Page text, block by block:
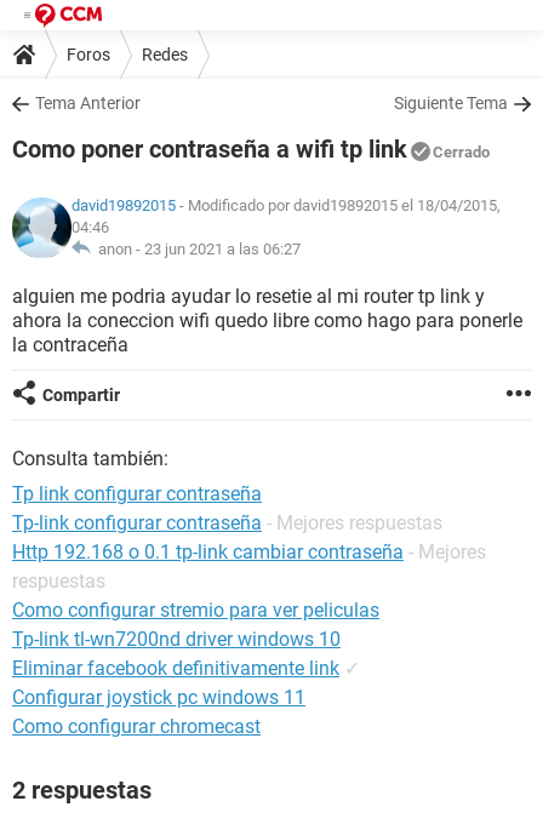
Foros Redes
Tema Anterior Siguiente Tema
Como poner contraseña a wifi tp link Cerrado
david19892015 - Modificado por david19892015 el 18/04/2015,
04:46
anon -23 jun 2021 a las 06:27
alguien me podria ayudar lo resetie al mi router tp link y
ahora la coneccion wifi quedo libre como hago para ponerle
la contraceña
Compartir
Consulta también:
Tp link configurar contraseña
Tp-link configurar contraseña - Mejores respuestas
Http 192.168 o 0.1 tp-link cambiar contraseña - Mejores
respuestas
Como configurar stremio para ver peliculas
Tp-link tl-wn7200nd driver windows 10
Eliminar facebook definitivamente link ✓
Configurar joystick pc windows 11
Como configurar chromecast
2 respuestas